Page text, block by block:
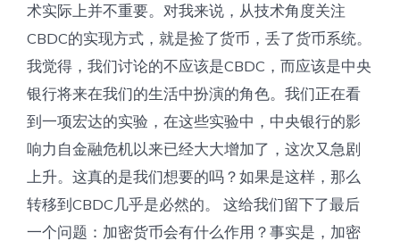
术实际上并不重要。对我来说，从技术角度关注
CBDC的实现方式，就是捡了货币，丢了货币系统。
我觉得，我们讨论的不应该是CBDC，而应该是中央
银行将来在我们的生活中扮演的角色。我们正在看
到一项宏达的实验，在这些实验中，中央银行的影
响力自金融危机以来已经大大增加了，这次又急剧
上升。这真的是我们想要的吗？如果是这样，那么
转移到CBDC几乎是必然的。 这给我们留下了最后
一个问题：加密货币会有什么作用？事实是，加密